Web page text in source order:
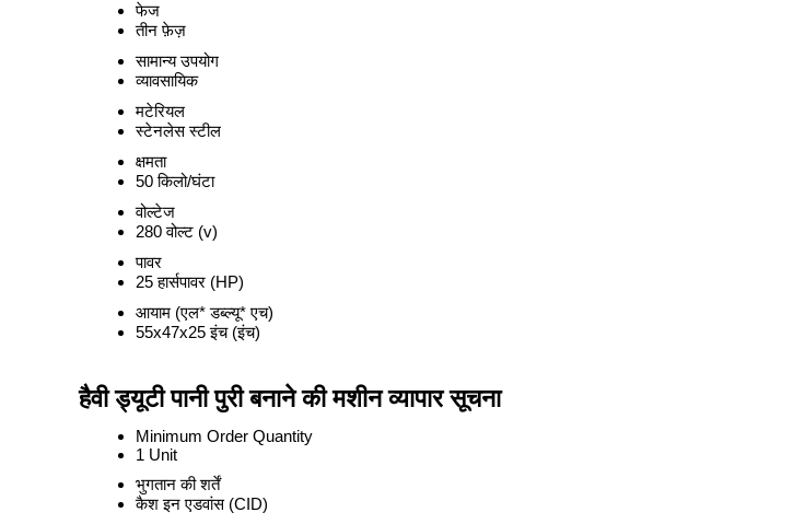
फेज
तीन फ़ेज़
सामान्य उपयोग
व्यावसायिक
मटेरियल
स्टेनलेस स्टील
क्षमता
50 किलो/घंटा
वोल्टेज
280 वोल्ट (v)
पावर
25 हार्सपावर (HP)
आयाम (एल* डब्ल्यू* एच)
55x47x25 इंच (इंच)
हैवी ड्यूटी पानी पुरी बनाने की मशीन व्यापार सूचना
Minimum Order Quantity
1 Unit
भुगतान की शर्तें
कैश इन एडवांस (CID)